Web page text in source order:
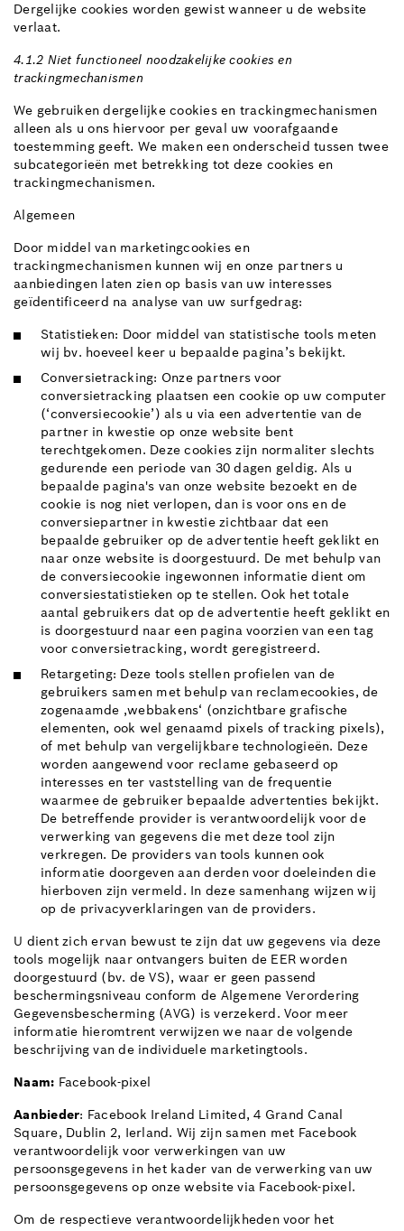
Dergelijke cookies worden gewist wanneer u de website
verlaat.
4.1.2 Niet functioneel noodzakelijke cookies en
trackingmechanismen
We gebruiken dergelijke cookies en trackingmechanismen
alleen als u ons hiervoor per geval uw voorafgaande
toestemming geeft. We maken een onderscheid tussen twee
subcategorieën met betrekking tot deze cookies en
trackingmechanismen.
Algemeen
Door middel van marketingcookies en
trackingmechanismen kunnen wij en onze partners u
aanbiedingen laten zien op basis van uw interesses
geïdentificeerd na analyse van uw surfgedrag:
Statistieken: Door middel van statistische tools meten
wij bv. hoeveel keer u bepaalde pagina’s bekijkt.
Conversietracking: Onze partners voor
conversietracking plaatsen een cookie op uw computer
(‘conversiecookie’) als u via een advertentie van de
partner in kwestie op onze website bent
terechtgekomen. Deze cookies zijn normaliter slechts
gedurende een periode van 30 dagen geldig. Als u
bepaalde pagina's van onze website bezoekt en de
cookie is nog niet verlopen, dan is voor ons en de
conversiepartner in kwestie zichtbaar dat een
bepaalde gebruiker op de advertentie heeft geklikt en
naar onze website is doorgestuurd. De met behulp van
de conversiecookie ingewonnen informatie dient om
conversiestatistieken op te stellen. Ook het totale
aantal gebruikers dat op de advertentie heeft geklikt en
is doorgestuurd naar een pagina voorzien van een tag
voor conversietracking, wordt geregistreerd.
Retargeting: Deze tools stellen profielen van de
gebruikers samen met behulp van reclamecookies, de
zogenaamde ‚webbakens‘ (onzichtbare grafische
elementen, ook wel genaamd pixels of tracking pixels),
of met behulp van vergelijkbare technologieën. Deze
worden aangewend voor reclame gebaseerd op
interesses en ter vaststelling van de frequentie
waarmee de gebruiker bepaalde advertenties bekijkt.
De betreffende provider is verantwoordelijk voor de
verwerking van gegevens die met deze tool zijn
verkregen. De providers van tools kunnen ook
informatie doorgeven aan derden voor doeleinden die
hierboven zijn vermeld. In deze samenhang wijzen wij
op de privacyverklaringen van de providers.
U dient zich ervan bewust te zijn dat uw gegevens via deze
tools mogelijk naar ontvangers buiten de EER worden
doorgestuurd (bv. de VS), waar er geen passend
beschermingsniveau conform de Algemene Verordering
Gegevensbescherming (AVG) is verzekerd. Voor meer
informatie hieromtrent verwijzen we naar de volgende
beschrijving van de individuele marketingtools.
Naam: Facebook-pixel
Aanbieder: Facebook Ireland Limited, 4 Grand Canal
Square, Dublin 2, Ierland. Wij zijn samen met Facebook
verantwoordelijk voor verwerkingen van uw
persoonsgegevens in het kader van de verwerking van uw
persoonsgegevens op onze website via Facebook-pixel.
Om de respectieve verantwoordelijkheden voor het